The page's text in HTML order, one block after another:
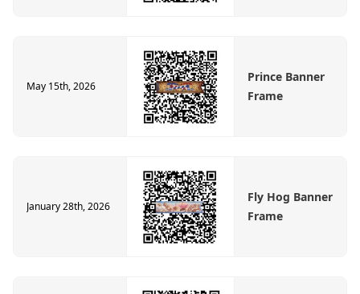
May 15th, 2026
Prince Banner
Frame
January 28th, 2026
Fly Hog Banner
Frame